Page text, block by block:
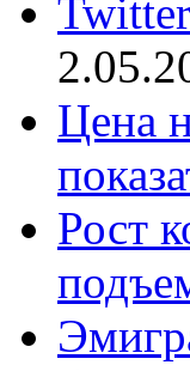
Цена
Рост